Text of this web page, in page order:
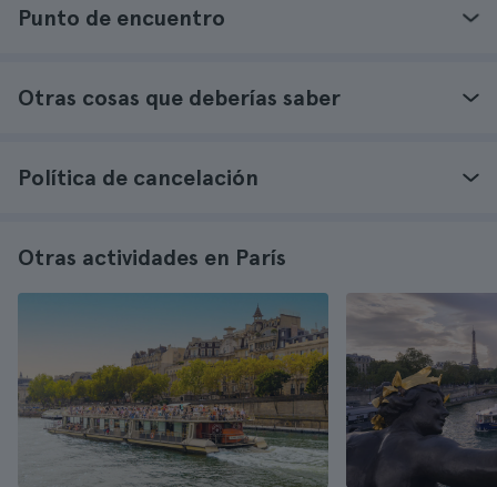
Punto de encuentro
Otras cosas que deberías saber
Política de cancelación
Otras actividades en París